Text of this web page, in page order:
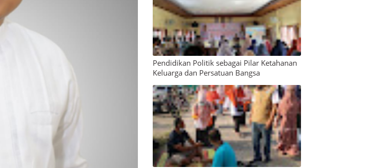
Pendidikan Politik sebagai Pilar Ketahanan
Keluarga dan Persatuan Bangsa